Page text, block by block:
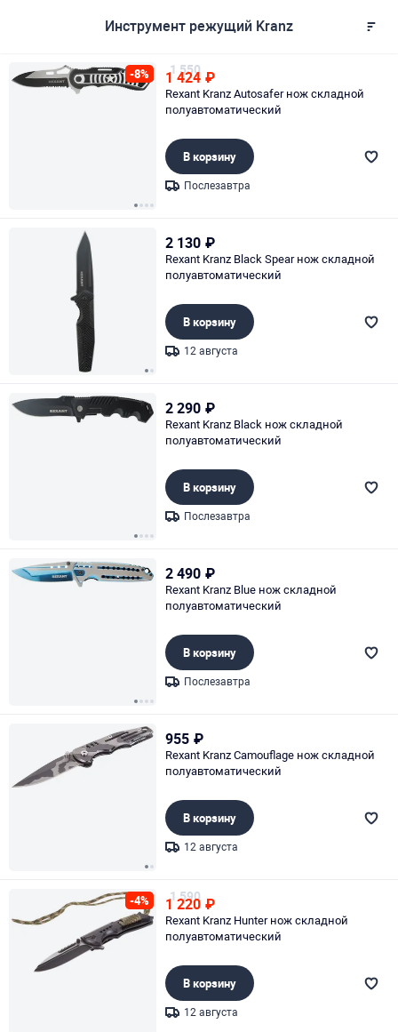
Инструмент режущий Kranz
-8% 1 550
1 424 ₽
Rexant Kranz Autosafer нож складной
полуавтоматический
В корзину
Послезавтра
2 130 ₽
Rexant Kranz Black Spear нож складной
полуавтоматический
В корзину
12 августа
2 290 ₽
Rexant Kranz Black нож складной
полуавтоматический
В корзину
Послезавтра
2 490 ₽
Rexant Kranz Blue нож складной
полуавтоматический
В корзину
Послезавтра
955 ₽
Rexant Kranz Camouflage нож складной
полуавтоматический
В корзину
12 августа
-4% 1 590
1 220 ₽
Rexant Kranz Hunter нож складной
полуавтоматический
В корзину
12 августа